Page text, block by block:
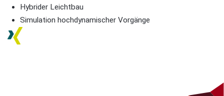
Hybrider Leichtbau
Simulation hochdynamischer Vorgänge